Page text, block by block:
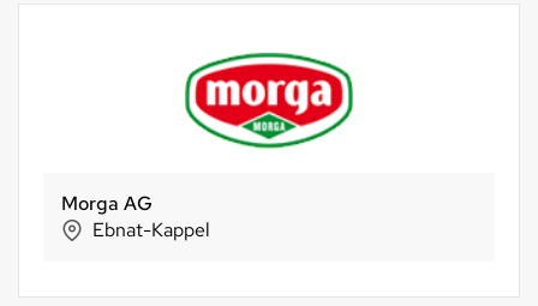
Morga AG
Ebnat-Kappel